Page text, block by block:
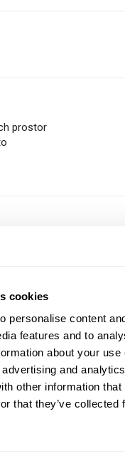
cookies
personalise content
features and to
about your use
and
other information that
that they’ve collected
prostor
osobností a tématům,
a lidský rozměr